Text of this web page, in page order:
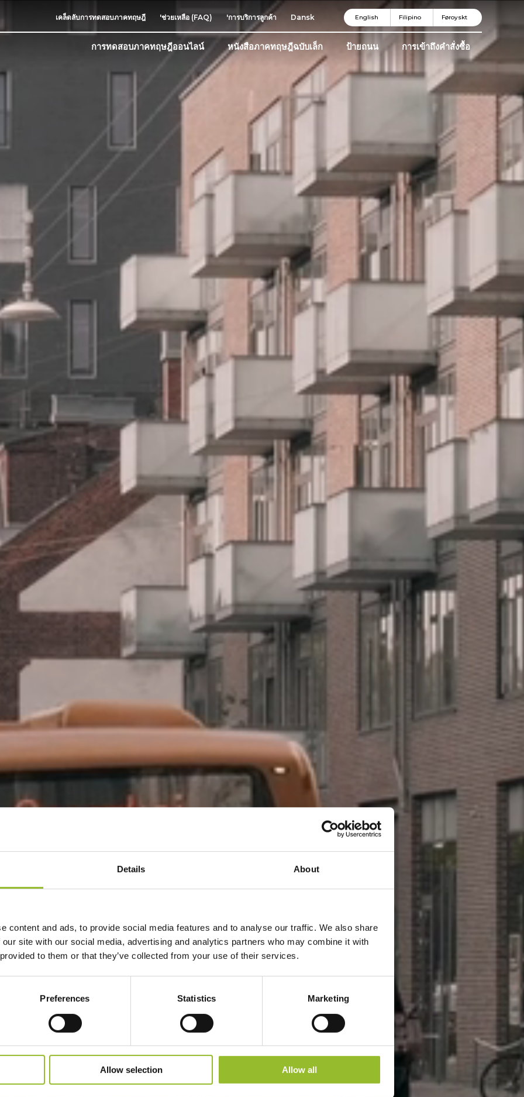
Details About
content and ads, to provide social media features and to analyse our traffic. We also share
site with our social media, advertising and analytics partners who may combine it with
to them or that they’ve collected from your use of their services.
Preferences Statistics Marketing
Allow selection Allow all
เคล็ดลับการทดสอบภาคทฤษฎี 'ช่วยเหลือ (FAQ) 'การบริการลูกค้า Dansk English Filipino Føroyskt
การทดสอบภาคทฤษฎีออนไลน์ หนังสือภาคทฤษฎีฉบับเล็ก ป้ายถนน การเข้าถึงคำสั่งซื้อ
บขี่ผ่านป้ายรถ
ารประจำทาง